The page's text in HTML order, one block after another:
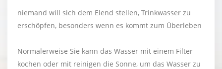
niemand will sich dem Elend stellen, Trinkwasser zu
erschöpfen, besonders wenn es kommt zum Überleben
Normalerweise Sie kann das Wasser mit einem Filter
kochen oder mit reinigen die Sonne, um das Wasser zu